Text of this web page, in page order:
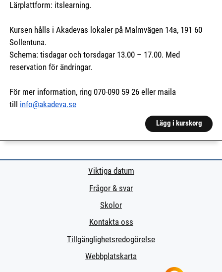
Lärplattform: itslearning.
Kursen hålls i Akadevas lokaler på Malmvägen 14a, 191 60
Sollentuna.
Schema: tisdagar och torsdagar 13.00 – 17.00. Med
reservation för ändringar.
För mer information, ring 070-090 59 26 eller maila
till info@akadeva.se
Lägg i kurskorg
Viktiga datum
Frågor & svar
Skolor
Kontakta oss
Tillgänglighetsredogörelse
Webbplatskarta